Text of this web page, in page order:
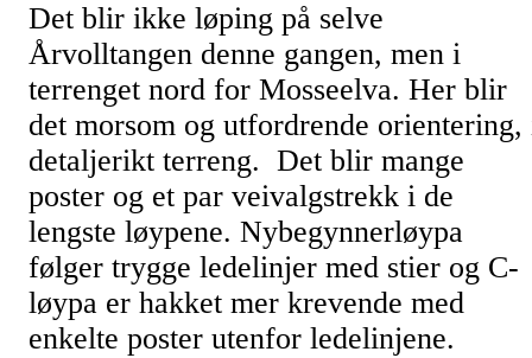
Det blir ikke løping på selve
Årvolltangen denne gangen, men i
terrenget nord for Mosseelva. Her blir
det morsom og utfordrende orientering,
detaljerikt terreng. Det blir mange
poster og et par veivalgstrekk i de
lengste løypene. Nybegynnerløypa
følger trygge ledelinjer med stier og C-
løypa er hakket mer krevende med
enkelte poster utenfor ledelinjene.